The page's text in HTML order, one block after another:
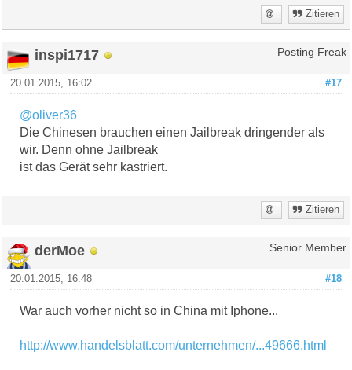
Zitieren
inspi1717 Posting Freak
#17
20.01.2015, 16:02
@oliver36
Die Chinesen brauchen einen Jailbreak dringender als
wir. Denn ohne Jailbreak
ist das Gerät sehr kastriert.
Zitieren
derMoe Senior Member
#18
20.01.2015, 16:48
War auch vorher nicht so in China mit Iphone...
http://www.handelsblatt.com/unternehmen/...49666.html